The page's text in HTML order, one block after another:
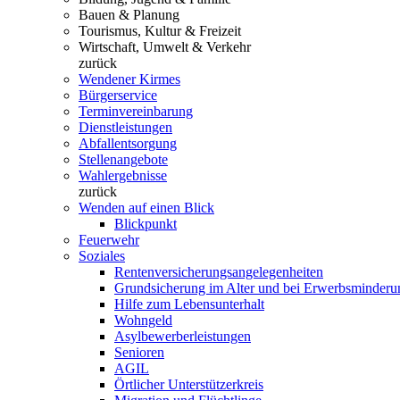
Bauen & Planung
Tourismus, Kultur & Freizeit
Wirtschaft, Umwelt & Verkehr
zurück
Wendener Kirmes
Bürgerservice
Terminvereinbarung
Dienstleistungen
Abfallentsorgung
Stellenangebote
Wahlergebnisse
zurück
Wenden auf einen Blick
Blickpunkt
Feuerwehr
Soziales
Rentenversicherungsangelegenheiten
Grundsicherung im Alter und bei
Hilfe zum Lebensunterhalt
Wohngeld
Asylbewerberleistungen
Senioren
AGIL
Örtlicher Unterstützerkreis